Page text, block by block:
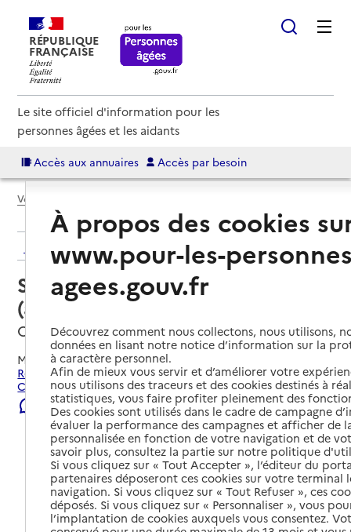
RÉPUBLIQUE
FRANÇAISE
Le site officiel d'information pour les
personnes âgées et les aidants
Accès aux annuaires Accès par besoin
Voir le fil d’Ariane
Retour aux résultats de l'annuaire
Service autonomie à domicile
(aide) – ADMR
Candé, MAINE-ET-LOIRE
Mis à jour le22/07/2026
Rechercher les établissements et services autour de
Candé.
Signaler une erreur
À propos des cookies
www.pour-les-
agees.gouv.fr
Découvrez comment nous collectons, nous utilisons,
données en lisant notre notice d’information sur la
à caractère personnel.
Afin de mieux vous servir et d’améliorer votre
nous utilisons des traceurs et des cookies destinés à
statistiques, vous faire profiter pleinement des
Des cookies sont utilisés dans le cadre de campagne
évaluer la performance des campagnes et afficher de
personnalisée en fonction de votre navigation et de
savoir plus, consultez la partie sur notre politique
Si vous cliquez sur « Tout Accepter », l’éditeur du
partenaires déposeront ces cookies sur votre terminal
navigation. Si vous cliquez sur « Tout Refuser », ces
déposés. Si vous cliquez sur « Personnaliser », vous
l’implantation de cookies auxquels vous consentez.